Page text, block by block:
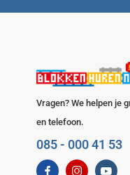
Vragen? We helpen je
en telefoon.
085 - 000 41 53